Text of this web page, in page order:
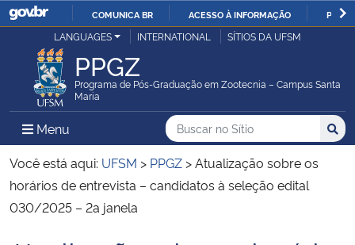
IR
O
COMUNICA BR ACESSO À INFORMAÇÃO
Ministério da Justiça e Segurança Pública
Ministério da Defesa
Ministério das Relações Exteriores
Ministério da Economia
Ministério da Infraestrutura
LANGUAGES INTERNATIONAL SÍTIOS DA UFSM
PPGZ
Programa de Pós-Graduação em Zootecnia – Campus Santa
Maria
Menu Menu Principal do Sítio
Busca
Buscar no no Sítio
Busca:
Você está aqui: UFSM > PPGZ >Atualização sobre os
horários de entrevista – candidatos à seleção edital
030/2025 – 2a janela